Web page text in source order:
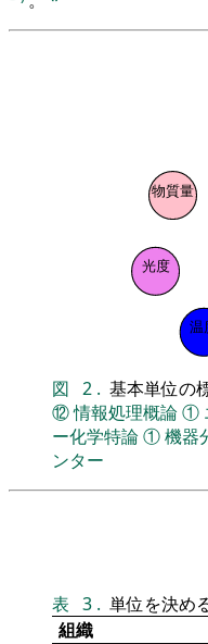
温
光度
物質量
図 2 . 基本単位の
⑫情報処理概論①
ー化学特論①機器
ンター
表 3 . 単位を決め
組織